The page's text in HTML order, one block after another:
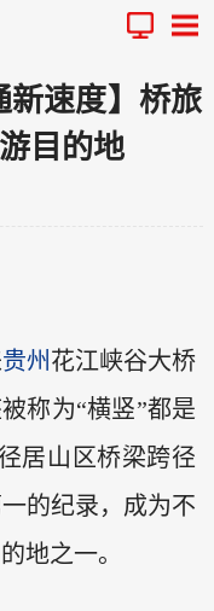
新速度】桥旅
目的地
贵州 花江峡谷大桥
称为“横竖”都是
居山区桥梁跨径
的纪录，成为不
地之一。